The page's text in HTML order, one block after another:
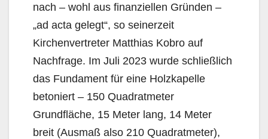
nach – wohl aus finanziellen Gründen –
„ad acta gelegt“, so seinerzeit
Kirchenvertreter Matthias Kobro auf
Nachfrage. Im Juli 2023 wurde schließlich
das Fundament für eine Holzkapelle
betoniert – 150 Quadratmeter
Grundfläche, 15 Meter lang, 14 Meter
breit (Ausmaß also 210 Quadratmeter),